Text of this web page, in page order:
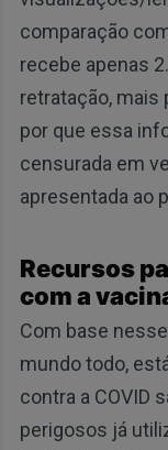
comparação
recebe apenas
retratação,
por que essa
censurada em
apresentada ao
Recursos
com a
Com base
mundo todo,
contra a COVID
perigosos já